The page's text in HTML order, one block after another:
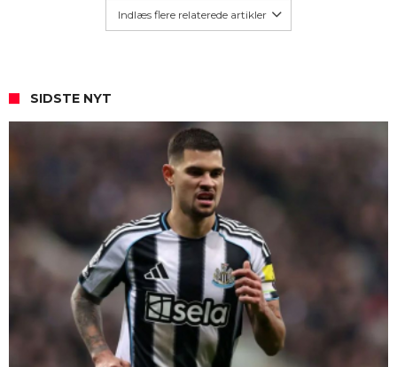
Indlæs flere relaterede artikler
SIDSTE NYT